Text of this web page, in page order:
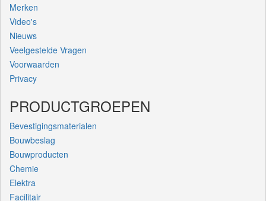
Merken
Video's
Nieuws
Veelgestelde Vragen
Voorwaarden
Privacy
PRODUCTGROEPEN
Bevestigingsmaterialen
Bouwbeslag
Bouwproducten
Chemie
Elektra
Facilitair